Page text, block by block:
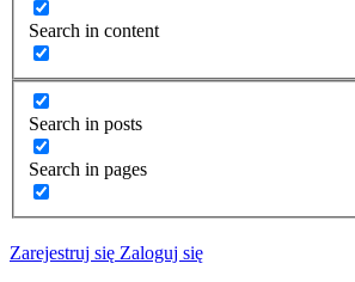
Search in content
Search in posts
Search in pages
Zarejestruj się Zaloguj się